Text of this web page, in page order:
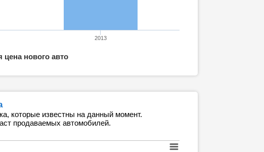
цена нового авто
2013
которые известны на данный момент.
продаваемых автомобилей.